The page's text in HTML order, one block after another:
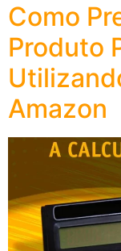
Como
Produto
Amazon